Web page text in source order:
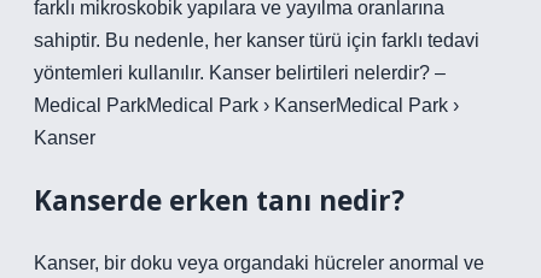
farklı mikroskobik yapılara ve yayılma oranlarına
sahiptir. Bu nedenle, her kanser türü için farklı tedavi
yöntemleri kullanılır. Kanser belirtileri nelerdir? –
Medical ParkMedical Park › KanserMedical Park ›
Kanser
Kanserde erken tanı nedir?
Kanser, bir doku veya organdaki hücreler anormal ve